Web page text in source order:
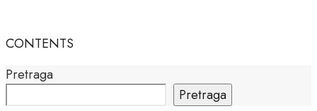
CONTENTS
Pretraga
Pretraga